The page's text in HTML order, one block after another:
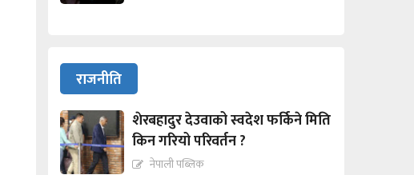
राजनीति
शेरबहादुर देउवाको स्वदेश फर्किने मिति
किन गरियो परिवर्तन ?
नेपाली पब्लिक